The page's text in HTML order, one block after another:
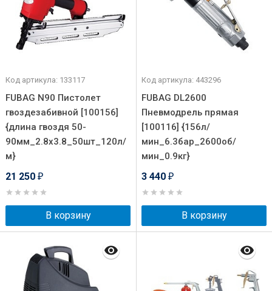
Код артикула: 133117
FUBAG N90 Пистолет
гвоздезабивной [100156]
{длина гвоздя 50-
90мм_2.8х3.8_50шт_120л/
м}
21 250 ₽
В корзину
Код артикула: 443296
FUBAG DL2600
Пневмодрель прямая
[100116] {156л/
мин_6.3бар_2600об/
мин_0.9кг}
3 440 ₽
В корзину